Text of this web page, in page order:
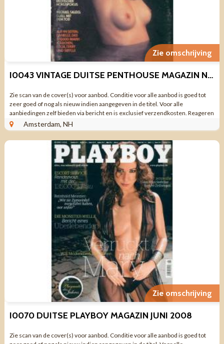
Zie omschrijving
I0043 VINTAGE DUITSE PENTHOUSE MAGAZIN NOVEMBER 1981
Zie scan van de cover(s) voor aanbod. Conditie voor alle aanbod is goed tot
zeer goed of nog als nieuw indien aangegeven in de titel. Voor alle
aanbiedingen zelf bieden via bericht en is exclusief verzendkosten. Reageren
via aanbieding ...
Amsterdam, NH
Zie omschrijving
I0070 DUITSE PLAYBOY MAGAZIN JUNI 2008
Zie scan van de cover(s) voor aanbod. Conditie voor alle aanbod is goed tot